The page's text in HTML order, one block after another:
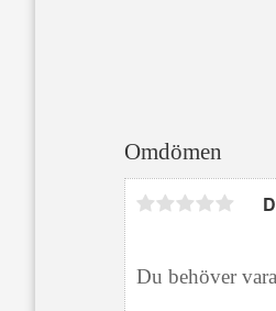
Omdömen